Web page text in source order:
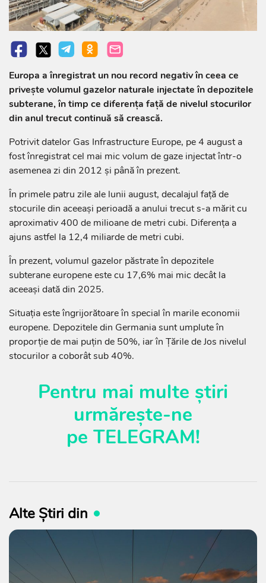
Europa a înregistrat un nou record negativ în ceea ce
privește volumul gazelor naturale injectate în depozitele
subterane, în timp ce diferența față de nivelul stocurilor
din anul trecut continuă să crească.
Potrivit datelor Gas Infrastructure Europe, pe 4 august a
fost înregistrat cel mai mic volum de gaze injectat într-o
asemenea zi din 2012 și până în prezent.
În primele patru zile ale lunii august, decalajul față de
stocurile din aceeași perioadă a anului trecut s-a mărit cu
aproximativ 400 de milioane de metri cubi. Diferența a
ajuns astfel la 12,4 miliarde de metri cubi.
În prezent, volumul gazelor păstrate în depozitele
subterane europene este cu 17,6% mai mic decât la
aceeași dată din 2025.
Situația este îngrijorătoare în special în marile economii
europene. Depozitele din Germania sunt umplute în
proporție de mai puțin de 50%, iar în Țările de Jos nivelul
stocurilor a coborât sub 40%.
Pentru mai multe știri
urmărește-ne
pe TELEGRAM!
Alte Știri din